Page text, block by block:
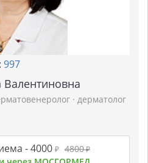
997
· дерматолог
-4000 ₽ 4800₽